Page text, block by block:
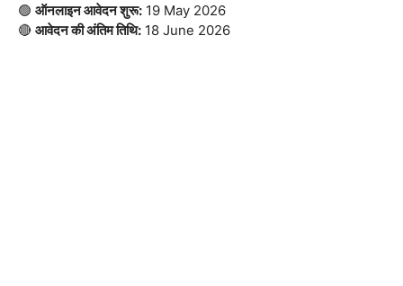
🟢 ऑनलाइन आवेदन शुरू: 19 May 2026
🔴 आवेदन की अंतिम तिथि: 18 June 2026